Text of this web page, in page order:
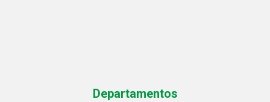
Departamentos